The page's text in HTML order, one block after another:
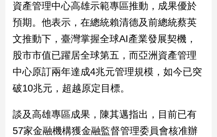
娛
樂
娛
樂
星
聞
行/
時
資產管理中心高雄示範專區推動，成果優於
預期。他表示，在總統賴清德及前總統蔡英
文推動下，臺灣掌握全球AI產業發展契機，
股市市值已躍居全球第五，而亞洲資產管理
中心原訂兩年達成4兆元管理規模，如今已突
破10兆元，超越原定目標。
談及高雄專區成果，陳其邁指出，目前已有
57家金融機構獲金融監督管理委員會核准辦